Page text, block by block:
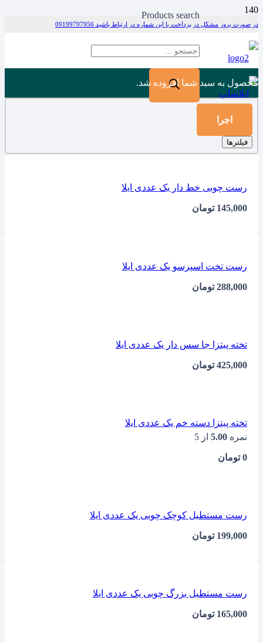
در صورت بروز مشکل در پرداخت با این شماره در ارتباط باشید 09199797956
Products search
محصول به سبد شما افزوده شد.
اجرا
فیلترها
رست چوبی خط دار یک عددی ایلا
145,000 تومان
رست تخت اسپرسو یک عددی ایلا
288,000 تومان
تخته پیتزا جا سس دار یک عددی ایلا
425,000 تومان
تخته پیتزا دسته خم یک عددی ایلا
نمره5.00 از 5
0 تومان
رست مستطیل کوچک چوبی یک عددی ایلا
199,000 تومان
رست مستطیل بزرگ چوبی یک عددی ایلا
165,000 تومان